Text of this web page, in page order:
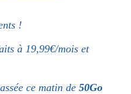
!
à 19,99€/mois et
ce matin de50Go